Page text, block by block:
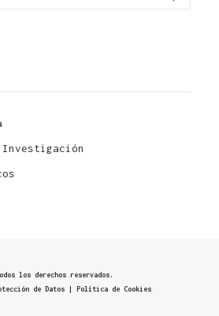
Investigación
los derechos reservados.
de Datos | Política de Cookies